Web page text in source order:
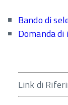
Bando di
Domanda di
Link di